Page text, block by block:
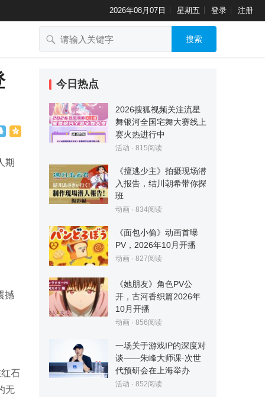
2026年08月07日 星期五 登录 注册
搜索
期
撼
石
无
今日热点
2026搜狐视频关注流星
舞银河全国宅舞大赛线上
赛火热进行中
活动 · 815阅读
《擅逃少主》拍摄现场潜
入报告，结川朝希带你探
班
动画 · 834阅读
《面包小偷》动画首曝
PV，2026年10月开播
动画 · 827阅读
《她朋友》角色PV公
开，古河香织篇2026年
10月开播
动画 · 856阅读
一场关于游戏IP的深度对
谈——朱峰大师课·次世
代预研会在上海举办
活动 · 852阅读